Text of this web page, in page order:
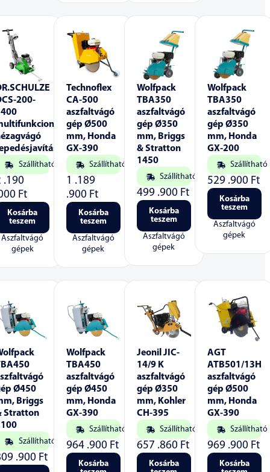
200-
Szállítható
.190
Ft
Kosárba
teszem
Aszfaltvágó
gépek
Technoflex
CA-500
aszfaltvágó
gép Ø500
mm, Honda
GX-390
Szállítható
1 .189
.900 Ft
Kosárba
teszem
Aszfaltvágó
gépek
Wolfpack
TBA350
aszfaltvágó
gép Ø350
mm, Briggs
& Stratton
1450
Szállítható
499 .900 Ft
Kosárba
teszem
Aszfaltvágó
gépek
Wolfpack
TBA350
aszfaltvágó
gép Ø350
mm, Honda
GX-200
Szállítható
529 .900 Ft
Kosárba
teszem
Aszfaltvágó
gépek
Ø450
Briggs
Stratton
Szállítható
.900 Ft
Wolfpack
TBA450
aszfaltvágó
gép Ø450
mm, Honda
GX-390
Szállítható
964 .900 Ft
Kosárba
Jeonil JIC-
14/9 K
aszfaltvágó
gép Ø350
mm, Kohler
CH-395
Szállítható
657 .860 Ft
Kosárba
AGT
ATB501/13H
aszfaltvágó
gép Ø500
mm, Honda
GX-390
Szállítható
969 .900 Ft
Kosárba